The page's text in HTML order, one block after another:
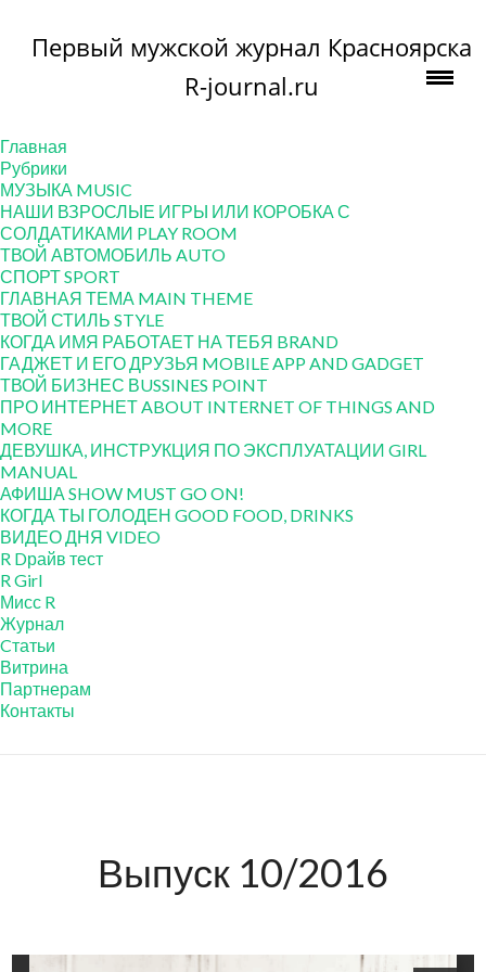
Первый мужской журнал Красноярска
R-journal.ru
Главная
Рубрики
МУЗЫКА MUSIC
НАШИ ВЗРОСЛЫЕ ИГРЫ ИЛИ КОРОБКА С
СОЛДАТИКАМИ PLAY ROOM
ТВОЙ АВТОМОБИЛЬ AUTO
СПОРТ SPORT
ГЛАВНАЯ ТЕМА MAIN THEME
ТВОЙ СТИЛЬ STYLE
КОГДА ИМЯ РАБОТАЕТ НА ТЕБЯ BRAND
ГАДЖЕТ И ЕГО ДРУЗЬЯ MOBILE APP AND GADGET
ТВОЙ БИЗНЕС ВUSSINES POINT
ПРО ИНТЕРНЕТ ABOUT INTERNET OF THINGS AND
MORE
ДЕВУШКА, ИНСТРУКЦИЯ ПО ЭКСПЛУАТАЦИИ GIRL
MANUAL
АФИША SHOW MUST GO ON!
КОГДА ТЫ ГОЛОДЕН GOOD FOOD, DRINKS
ВИДЕО ДНЯ VIDEO
R Dрайв тест
R Girl
Мисс R
Журнал
Cтатьи
Витрина
Партнерам
Контакты
Выпуск 10/2016